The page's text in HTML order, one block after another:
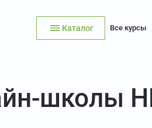
Каталог Все курсы
школы